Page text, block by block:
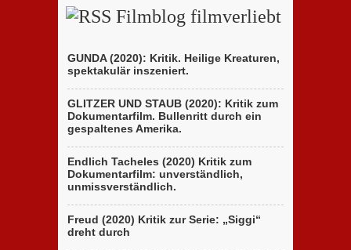
Filmblog filmverliebt
GUNDA (2020): Kritik. Heilige Kreaturen,
spektakulär inszeniert.
GLITZER UND STAUB (2020): Kritik zum
Dokumentarfilm. Bullenritt durch ein
gespaltenes Amerika.
Endlich Tacheles (2020) Kritik zum
Dokumentarfilm: unverständlich,
unmissverständlich.
Freud (2020) Kritik zur Serie: „Siggi“
dreht durch